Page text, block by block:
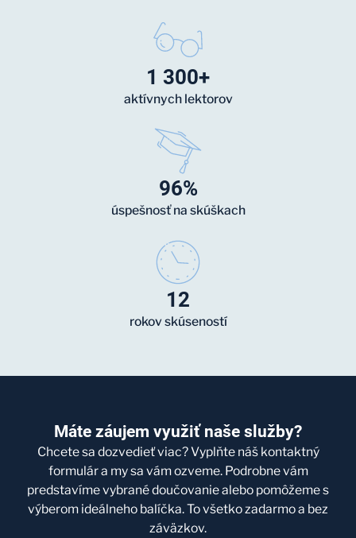
1 300+
aktívnych lektorov
96%
úspešnosť na skúškach
12
rokov skúseností
Máte záujem využiť naše služby?
Chcete sa dozvedieť viac? Vyplňte náš kontaktný
formulár a my sa vám ozveme. Podrobne vám
predstavíme vybrané doučovanie alebo pomôžeme s
výberom ideálneho balíčka. To všetko zadarmo a bez
záväzkov.